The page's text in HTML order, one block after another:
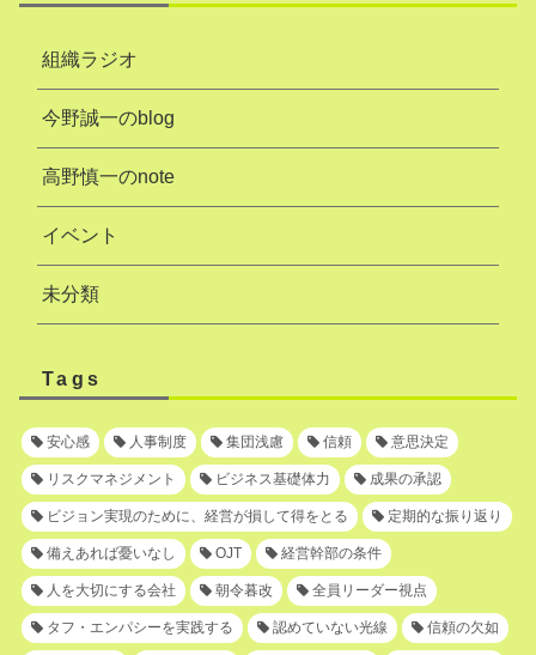
組織ラジオ
今野誠一のblog
高野慎一のnote
イベント
未分類
Tags
安心感 人事制度 集団浅慮 信頼 意思決定
リスクマネジメント ビジネス基礎体力 成果の承認
ビジョン実現のために、経営が損して得をとる 定期的な振り返り
備えあれば憂いなし OJT 経営幹部の条件
人を大切にする会社 朝令暮改 全員リーダー視点
タフ・エンパシーを実践する 認めていない光線 信頼の欠如